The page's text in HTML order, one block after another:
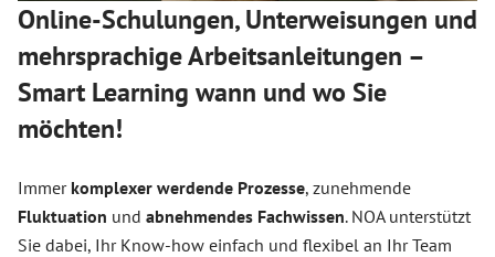
Online-Schulungen, Unterweisungen und
mehrsprachige Arbeitsanleitungen –
Smart Learning wann und wo Sie
möchten!
Immer komplexer werdende Prozesse, zunehmende
Fluktuation und abnehmendes Fachwissen. NOA unterstützt
Sie dabei, Ihr Know-how einfach und flexibel an Ihr Team